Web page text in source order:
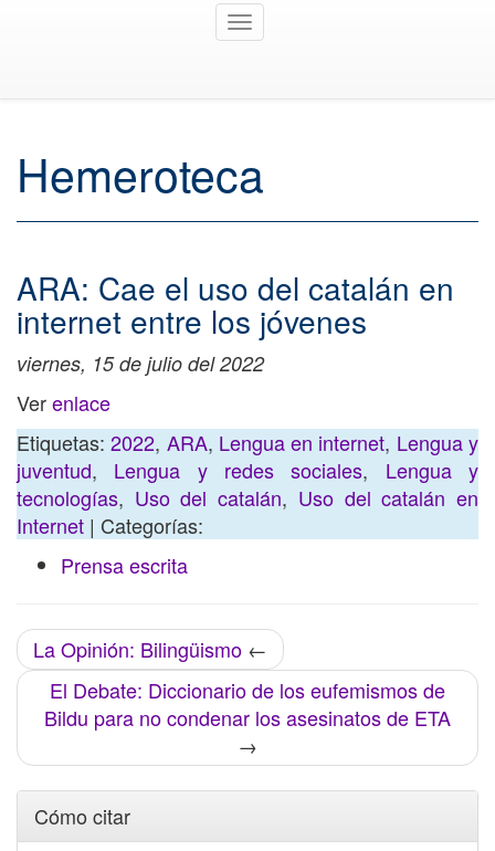
Toggle
Hemeroteca
ARA: Cae el uso del catalán en
internet entre los jóvenes
viernes, 15 de julio del 2022
Verenlace
Etiquetas:2022, ARA, Lengua en internet, Lengua y
juventud, Lengua y redes sociales, Lengua y
tecnologías, Uso del catalán, Uso del catalán en
Internet | Categorías:
Prensa escrita
La Opinión: Bilingüismo ←
El Debate: Diccionario de los eufemismos de
Bildu para no condenar los asesinatos de ETA
→
Cómo citar